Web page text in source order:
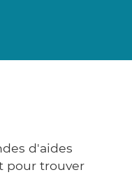
d'aides
pour trouver